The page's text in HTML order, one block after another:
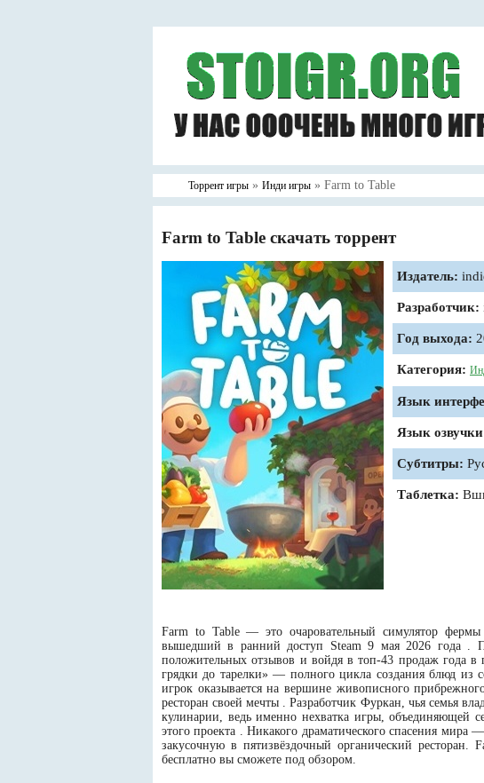
Торрент игры » Инди игры » Farm to Table
Farm to Table скачать торрент
Издатель:
Разработчик:
Год выхода:
Категория:
Язык
Язык
Субтитры:
Таблетка:
Farm to Table — это очаровательный симулятор фермы
вышедший в ранний доступ Steam 9 мая 2026 года .
положительных отзывов и войдя в топ-43 продаж года
грядки до тарелки» — полного цикла создания блюд из
игрок оказывается на вершине живописного
ресторан своей мечты . Разработчик Фуркан, чья семья
кулинарии, ведь именно нехватка игры, объединяющей
этого проекта . Никакого драматического спасения
закусочную в пятизвёздочный органический
бесплатно вы сможете под обзором.